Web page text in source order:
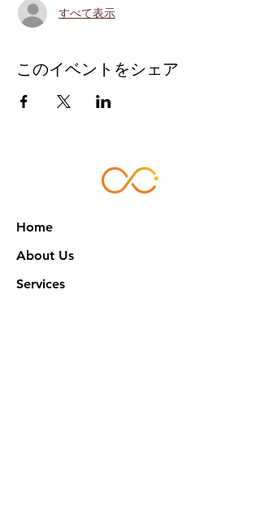
すべて表示
このイベントをシェア
Home
About Us
Services